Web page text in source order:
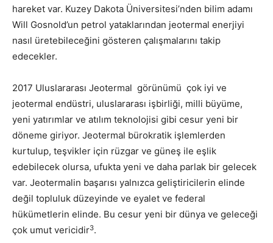
hareket var. Kuzey Dakota Üniversitesi’nden bilim adamı
Will Gosnold’un petrol yataklarından jeotermal enerjiyi
nasıl üretebileceğini gösteren çalışmalarını takip
edecekler.
2017 Uluslararası Jeotermal görünümü çok iyi ve
jeotermal endüstri, uluslararası işbirliği, milli büyüme,
yeni yatırımlar ve atılım teknolojisi gibi cesur yeni bir
döneme giriyor. Jeotermal bürokratik işlemlerden
kurtulup, teşvikler için rüzgar ve güneş ile eşlik
edebilecek olursa, ufukta yeni ve daha parlak bir gelecek
var. Jeotermalin başarısı yalnızca geliştiricilerin elinde
değil topluluk düzeyinde ve eyalet ve federal
hükümetlerin elinde. Bu cesur yeni bir dünya ve geleceği
çok umut vericidir3.